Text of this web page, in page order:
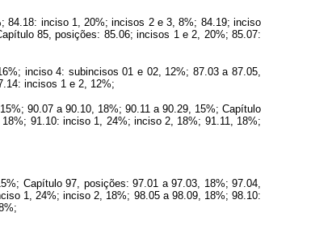
84.18: inciso 1, 20%; incisos 2 e 3, 8%; 84.19; inciso
85, posições: 85.06; incisos 1 e 2, 20%; 85.07:
inciso 4: subincisos 01 e 02, 12%; 87.03 a 87.05,
incisos 1 e 2, 12%;
90.07 a 90.10, 18%; 90.11 a 90.29, 15%; Capítulo
91.10: inciso 1, 24%; inciso 2, 18%; 91.11, 18%;
Capítulo 97, posições: 97.01 a 97.03, 18%; 97.04,
1, 24%; inciso 2, 18%; 98.05 a 98.09, 18%; 98.10: